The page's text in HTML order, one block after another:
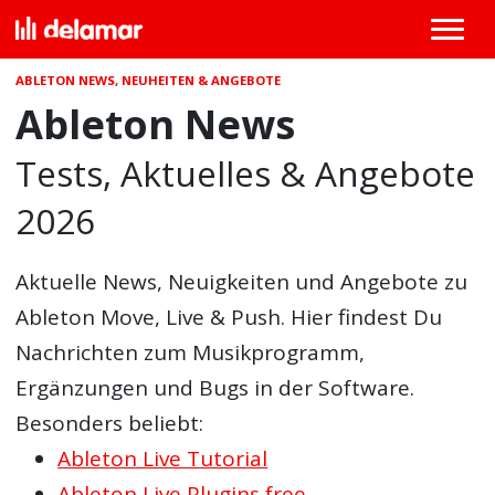
ABLETON NEWS, NEUHEITEN & ANGEBOTE
Ableton News
Tests, Aktuelles & Angebote
2026
Aktuelle News, Neuigkeiten und Angebote zu
Ableton Move, Live & Push. Hier findest Du
Nachrichten zum Musikprogramm,
Ergänzungen und Bugs in der Software.
Besonders beliebt:
Ableton Live Tutorial